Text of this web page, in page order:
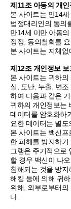
제11조 아동의 개
본 사이트는 만14
법정대리인의 동의
만14세 미만 아동
정정, 동의철회를
본 사이트는 지체없
제12조 개인정보
본 사이트는 귀하
실, 도난, 누출, 변
하여 다음과 같은
귀하의 개인정보는
데이터를 암호화하
요한 데이터는 별
본 사이트는 백신
한 피해를 방지하
그램은 주기적으로
할 경우 백신이 나
침해되는 것을 방지
해킹 등에 의해 귀
위해, 외부로부터
다.